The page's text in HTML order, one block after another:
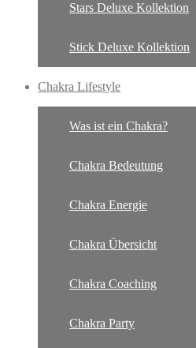
Stars Deluxe Kollektion
Stick Deluxe Kollektion
Chakra Lifestyle
Was ist ein Chakra?
Chakra Bedeutung
Chakra Energie
Chakra Übersicht
Chakra Coaching
Chakra Party